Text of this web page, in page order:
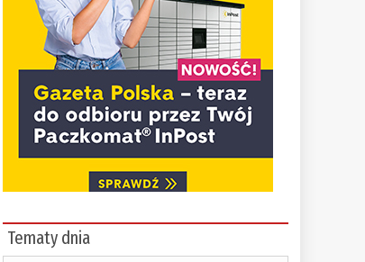
Tematy dnia